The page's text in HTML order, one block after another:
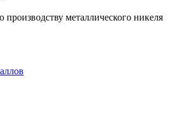
металлического никеля